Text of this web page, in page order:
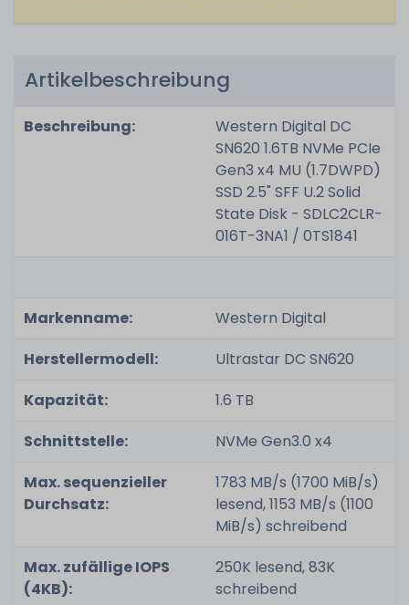
Artikelbeschreibung
Beschreibung:
Western Digital DC
SN620 1.6TB NVMe PCIe
Gen3 x4 MU (1.7DWPD)
SSD 2.5" SFF U.2 Solid
State Disk - SDLC2CLR-
016T-3NA1 / 0TS1841
Markenname:
Western Digital
Herstellermodell:
Ultrastar DC SN620
Kapazität:
1.6 TB
Schnittstelle:
NVMe Gen3.0 x4
Max. sequenzieller
Durchsatz:
1783 MB/s (1700 MiB/s)
lesend, 1153 MB/s (1100
MiB/s) schreibend
Max. zufällige IOPS
(4KB):
250K lesend, 83K
schreibend